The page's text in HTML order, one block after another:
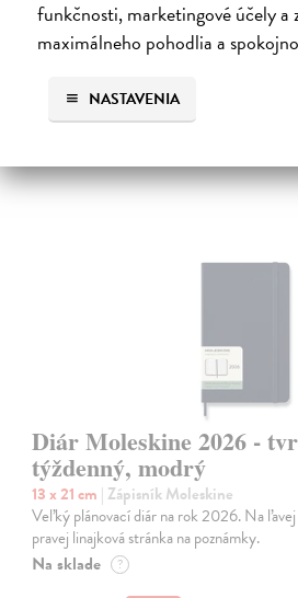
funkčnosti, marketingové účely a
maximálneho pohodlia a
NASTAVENIA
poznámky a schôdzky.
Na sklade ?
Diár Moleskine 2026 -
týždenný, modrý
13 x 21 cm | Zápisník Moleskine
Veľký plánovací diár na rok 2026. Na ľavej
pravej linajková stránka na poznámky.
Na sklade ?